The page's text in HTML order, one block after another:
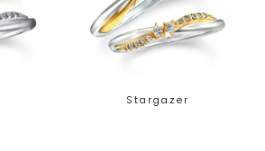
Stargazer